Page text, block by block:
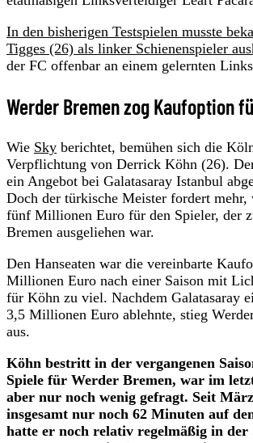
In den bisherigen Testspielen musste
Tigges (26) als linker Schienenspieler
der FC offenbar an einem gelernten
Werder Bremen zog Kaufoption
Wie Sky berichtet, bemühen sich die
Verpflichtung von Derrick Köhn (26).
ein Angebot bei Galatasaray Istanbul
Doch der türkische Meister fordert mehr,
fünf Millionen Euro für den Spieler, der
Bremen ausgeliehen war.
Den Hanseaten war die vereinbarte
Millionen Euro nach einer Saison mit
für Köhn zu viel. Nachdem Galatasaray
3,5 Millionen Euro ablehnte, stieg
aus.
Köhn bestritt in der vergangenen
Spiele für Werder Bremen, war im
aber nur noch wenig gefragt. Seit
insgesamt nur noch 62 Minuten auf
hatte er noch relativ regelmäßig in der